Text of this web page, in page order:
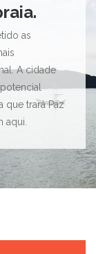
as
A cidade
que trará Paz
aqui.